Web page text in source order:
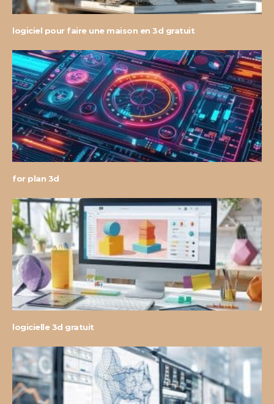
logiciel pour faire une maison en 3d gratuit
for plan 3d
logicielle 3d gratuit